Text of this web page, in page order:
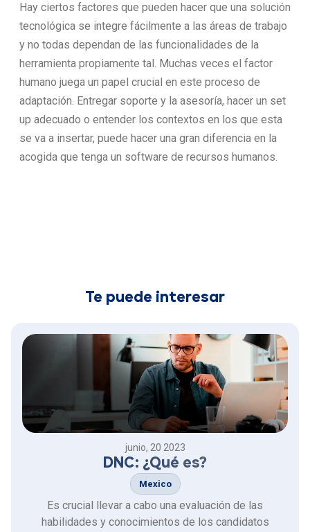
Hay ciertos factores que pueden hacer que una solución
tecnológica se integre fácilmente a las áreas de trabajo
y no todas dependan de las funcionalidades de la
herramienta propiamente tal. Muchas veces el factor
humano juega un papel crucial en este proceso de
adaptación. Entregar soporte y la asesoría, hacer un set
up adecuado o entender los contextos en los que esta
se va a insertar, puede hacer una gran diferencia en la
acogida que tenga un software de recursos humanos.
Te puede interesar
junio, 20 2023
DNC: ¿Qué es?
Mexico
Es crucial llevar a cabo una evaluación de las
habilidades y conocimientos de los candidatos